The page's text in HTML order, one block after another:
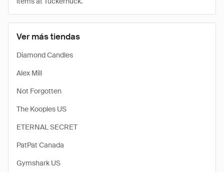
Ver más tiendas
Diamond Candles
Alex Mill
Not Forgotten
The Kooples US
ETERNAL SECRET
PatPat Canada
Gymshark US